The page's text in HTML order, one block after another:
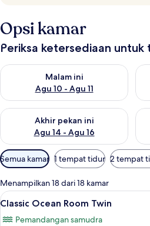
Opsi kamar
Periksa ketersediaan untuk
Malam ini
Agu 10 - Agu 11
Periksa ketersediaan untuk malam
Akhir pekan ini
Agu 14 - Agu 16
Periksa ketersediaan untuk akhir
Filter
tersedia
untuk
kamar
Semua kamar 1 tempat tidur 2 tempat
Menampilkan 18 dari 18 kamar
Lihat
semua
11
Classic Ocean Room Twin
Pemandangan samudra